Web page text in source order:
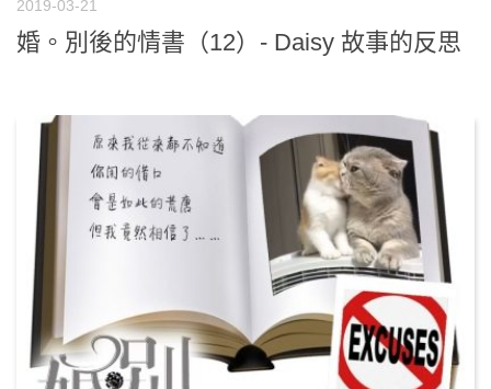
2019-03-21
婚。別後的情書（12）- Daisy 故事的反思